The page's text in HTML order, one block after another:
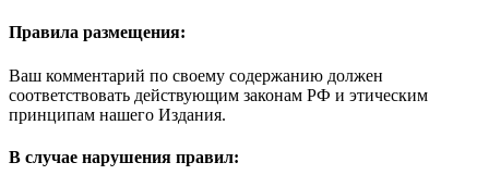
Правила размещения:
Ваш комментарий по своему содержанию должен
соответствовать действующим законам РФ и этическим
принципам нашего Издания.
В случае нарушения правил: